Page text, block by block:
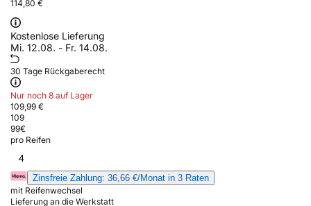
114,80 €
Kostenlose Lieferung
Mi. 12.08. - Fr. 14.08.
30 Tage Rückgaberecht
Nur noch 8 auf Lager
109,99 €
109
99€
pro Reifen
4
Zinsfreie Zahlung: 36,66 €/Monat in 3 Raten
mit Reifenwechsel
Lieferung an die Werkstatt